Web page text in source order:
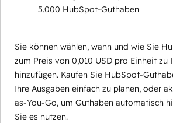
5.000 HubSpot-Guthaben
Sie können wählen, wann und wie Sie
zum Preis von 0,010 USD pro Einheit zu
hinzufügen. Kaufen Sie HubSpot-
Ihre Ausgaben einfach zu planen, oder
as-You-Go, um Guthaben automatisch
Sie es nutzen.